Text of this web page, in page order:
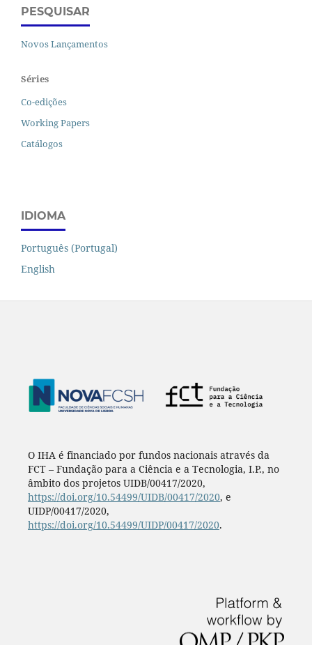
PESQUISAR
Novos Lançamentos
Séries
Co-edições
Working Papers
Catálogos
IDIOMA
Português (Portugal)
English
O IHA é financiado por fundos nacionais através da
FCT – Fundação para a Ciência e a Tecnologia, I.P., no
âmbito dos projetos UIDB/00417/2020,
https://doi.org/10.54499/UIDB/00417/2020, e
UIDP/00417/2020,
https://doi.org/10.54499/UIDP/00417/2020.